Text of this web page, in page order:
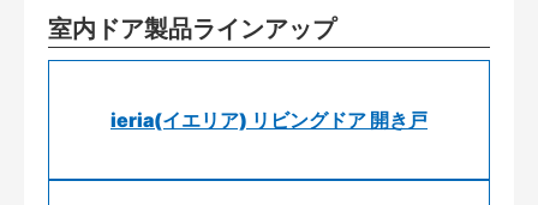
室内ドア製品ラインアップ
ieria(イエリア) リビングドア 開き戸